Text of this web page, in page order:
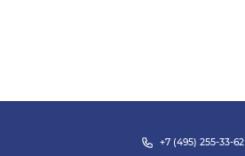
+7 (495) 255-33-62